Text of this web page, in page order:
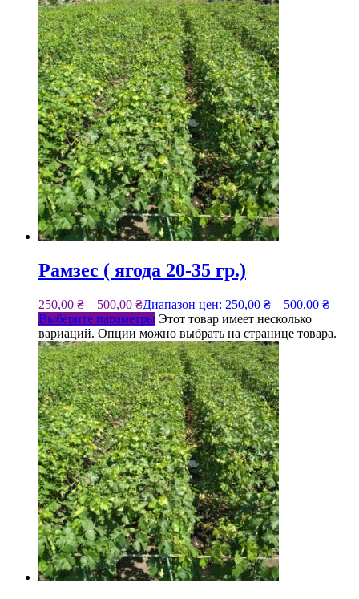
Рамзес ( ягода 20-35 гр.)
250,00 ₴ – 500,00 ₴Диапазон цен: 250,00 ₴ – 500,00 ₴
Выберите параметры Этот товар имеет несколько
вариаций. Опции можно выбрать на странице товара.